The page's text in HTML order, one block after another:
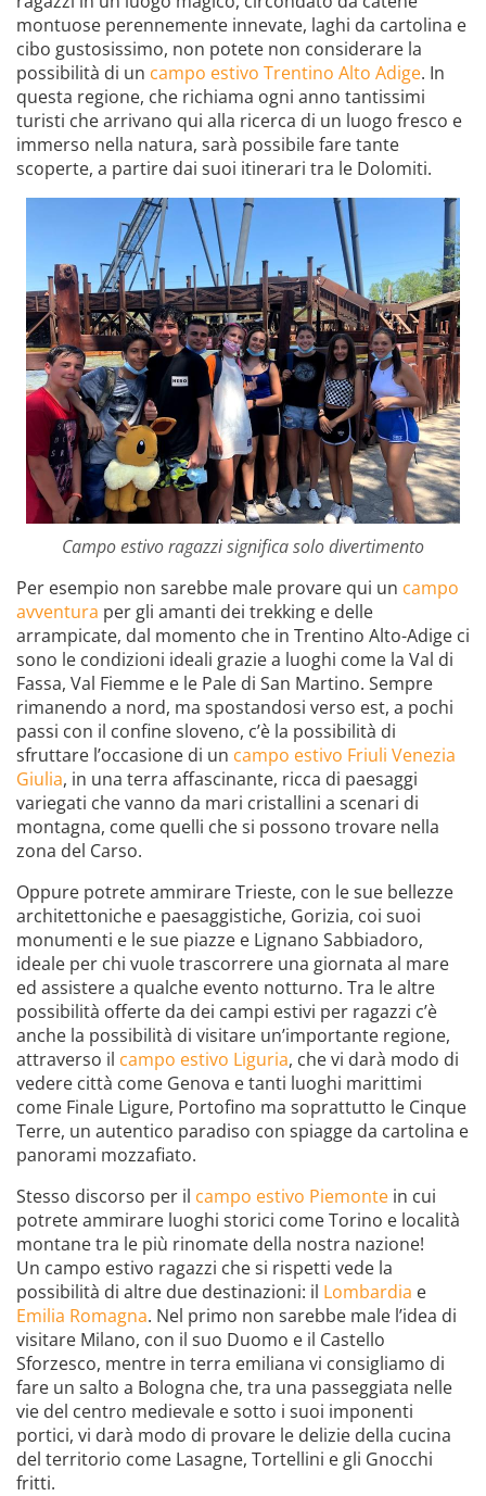
montuose perennemente innevate, laghi da cartolina e
cibo gustosissimo, non potete non considerare la
possibilità di un campo estivo Trentino Alto Adige. In
questa regione, che richiama ogni anno tantissimi
turisti che arrivano qui alla ricerca di un luogo fresco e
immerso nella natura, sarà possibile fare tante
scoperte, a partire dai suoi itinerari tra le Dolomiti.
Campo estivo ragazzi significa solo divertimento
Per esempio non sarebbe male provare qui un campo
avventura per gli amanti dei trekking e delle
arrampicate, dal momento che in Trentino Alto-Adige ci
sono le condizioni ideali grazie a luoghi come la Val di
Fassa, Val Fiemme e le Pale di San Martino. Sempre
rimanendo a nord, ma spostandosi verso est, a pochi
passi con il confine sloveno, c’è la possibilità di
sfruttare l’occasione di un campo estivo Friuli Venezia
Giulia, in una terra affascinante, ricca di paesaggi
variegati che vanno da mari cristallini a scenari di
montagna, come quelli che si possono trovare nella
zona del Carso.
Oppure potrete ammirare Trieste, con le sue bellezze
architettoniche e paesaggistiche, Gorizia, coi suoi
monumenti e le sue piazze e Lignano Sabbiadoro,
ideale per chi vuole trascorrere una giornata al mare
ed assistere a qualche evento notturno. Tra le altre
possibilità offerte da dei campi estivi per ragazzi c’è
anche la possibilità di visitare un’importante regione,
attraverso il campo estivo Liguria, che vi darà modo di
vedere città come Genova e tanti luoghi marittimi
come Finale Ligure, Portofino ma soprattutto le Cinque
Terre, un autentico paradiso con spiagge da cartolina e
panorami mozzafiato.
Stesso discorso per il campo estivo Piemonte in cui
potrete ammirare luoghi storici come Torino e località
montane tra le più rinomate della nostra nazione!
Un campo estivo ragazzi che si rispetti vede la
possibilità di altre due destinazioni: il Lombardia e
Emilia Romagna. Nel primo non sarebbe male l’idea di
visitare Milano, con il suo Duomo e il Castello
Sforzesco, mentre in terra emiliana vi consigliamo di
fare un salto a Bologna che, tra una passeggiata nelle
vie del centro medievale e sotto i suoi imponenti
portici, vi darà modo di provare le delizie della cucina
del territorio come Lasagne, Tortellini e gli Gnocchi
fritti.